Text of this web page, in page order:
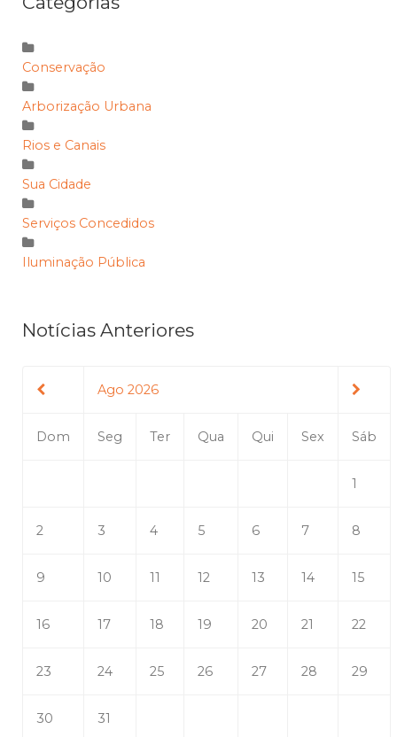
Conservação
Arborização Urbana
Rios e Canais
Sua Cidade
Serviços Concedidos
Iluminação Pública
Notícias Anteriores
Ago 2026
Dom Seg Ter Qua Qui Sex Sáb
1
2 3 4 5 6 7 8
9 10 11 12 13 14 15
16 17 18 19 20 21 22
23 24 25 26 27 28 29
30 31